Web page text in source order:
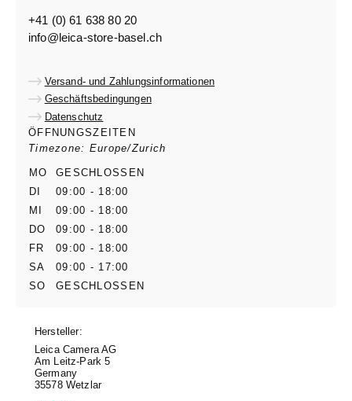
+41 (0) 61 638 80 20
info@leica-store-basel.ch
Versand- und Zahlungsinformationen
Geschäftsbedingungen
Datenschutz
ÖFFNUNGSZEITEN
Timezone: Europe/Zurich
MO
GESCHLOSSEN
DI
09:00 - 18:00
MI
09:00 - 18:00
DO
09:00 - 18:00
FR
09:00 - 18:00
SA
09:00 - 17:00
SO
GESCHLOSSEN
Hersteller:
Leica Camera AG
Am Leitz-Park 5
Germany
35578 Wetzlar